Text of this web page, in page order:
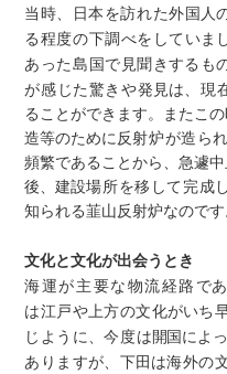
当時、日本を訪れた外国人
る程度の下調べをしていま
あった島国で見聞きするも
が感じた驚きや発 見は、現
ることができます。またこ
造等のために反射炉が造ら
頻繁であることから、急遽
後、建設場所を移して完成
知られる韮山反射炉なのです
文化と文化が出会うとき
海運が主要な物流経路 で
は江戸や上方の文化がいち
じよう に、今度は開国によ
ありますが、 下田は海外の